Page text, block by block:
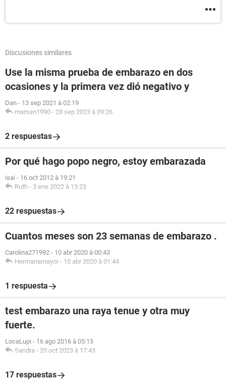
Discusiones similares
Use la misma prueba de embarazo en dos
ocasiones y la primera vez dió negativo y
Dan - 13 sep 2021 à 02:19
marsan1990 - 28 sep 2023 à 09:26
2 respuestas
Por qué hago popo negro, estoy embarazada
isai - 16 oct 2012 à 19:21
Ruth - 3 ene 2022 à 13:23
22 respuestas
Cuantos meses son 23 semanas de embarazo .
Carolina271992 - 10 abr 2020 à 00:43
Hermanamayor - 10 abr 2020 à 01:44
1 respuesta
test embarazo una raya tenue y otra muy
fuerte.
LocaLupi - 16 ago 2016 à 05:15
Sandra - 20 oct 2023 à 17:43
17 respuestas